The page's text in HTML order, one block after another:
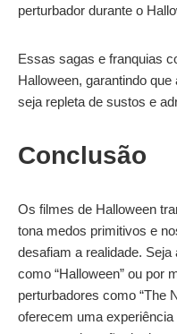
perturbador durante o
Essas sagas e franquias
Halloween, garantindo
seja repleta de sustos e
Conclusão
Os filmes de Halloween
tona medos primitivos e
desafiam a realidade.
como “Halloween” ou por
perturbadores como “The
oferecem uma